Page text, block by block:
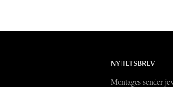
NYHETSBREV
Montages sender